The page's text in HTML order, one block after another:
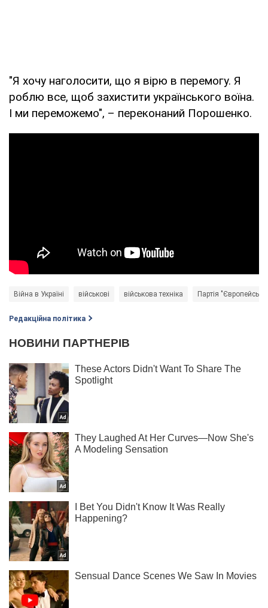
"Я хочу наголосити, що я вірю в перемогу. Я
роблю все, щоб захистити українського воїна.
І ми переможемо", – переконаний Порошенко.
Війна в Україні військові військова техніка Партія "Європейська
Редакційна політика